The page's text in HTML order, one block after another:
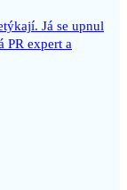
Já se upnul
expert a